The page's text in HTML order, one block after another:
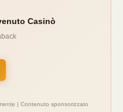
Casinò
| Contenuto sponsorizzato